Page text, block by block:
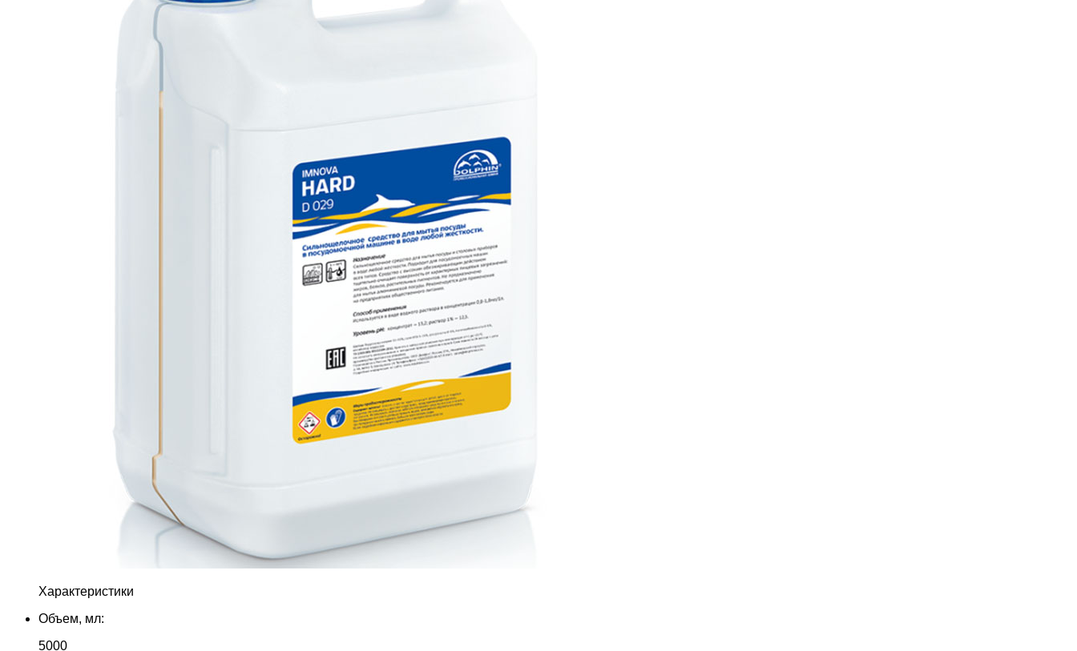
Характеристики
Объем, мл:
5000